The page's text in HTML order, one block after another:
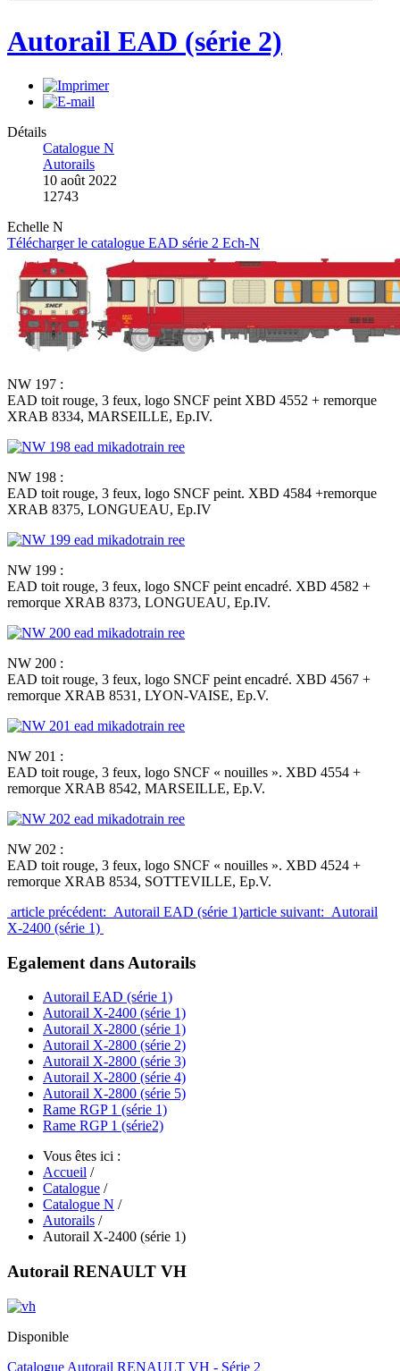
Autorail EAD (série 2)
Détails
Catalogue N
Autorails
10 août 2022
12743
Echelle N
Télécharger le catalogue EAD série 2 Ech-N
NW 197 :
EAD toit rouge, 3 feux, logo SNCF peint XBD 4552 + remorque
XRAB 8334, MARSEILLE, Ep.IV.
NW 198 :
EAD toit rouge, 3 feux, logo SNCF peint. XBD 4584 +remorque
XRAB 8375, LONGUEAU, Ep.IV
NW 199 :
EAD toit rouge, 3 feux, logo SNCF peint encadré. XBD 4582 +
remorque XRAB 8373, LONGUEAU, Ep.IV.
NW 200 :
EAD toit rouge, 3 feux, logo SNCF peint encadré. XBD 4567 +
remorque XRAB 8531, LYON-VAISE, Ep.V.
NW 201 :
EAD toit rouge, 3 feux, logo SNCF « nouilles ». XBD 4554 +
remorque XRAB 8542, MARSEILLE, Ep.V.
NW 202 :
EAD toit rouge, 3 feux, logo SNCF « nouilles ». XBD 4524 +
remorque XRAB 8534, SOTTEVILLE, Ep.V.
article précédent: Autorail EAD (série 1)article suivant: Autorail
X-2400 (série 1)
Egalement dans Autorails
Autorail EAD (série 1)
Autorail X-2400 (série 1)
Autorail X-2800 (série 1)
Autorail X-2800 (série 2)
Autorail X-2800 (série 3)
Autorail X-2800 (série 4)
Autorail X-2800 (série 5)
Rame RGP 1 (série 1)
Rame RGP 1 (série2)
Vous êtes ici :
Accueil /
Catalogue /
Catalogue N /
Autorails /
Autorail X-2400 (série 1)
Autorail RENAULT VH
Disponible
Catalogue Autorail RENAULT VH - Série 2